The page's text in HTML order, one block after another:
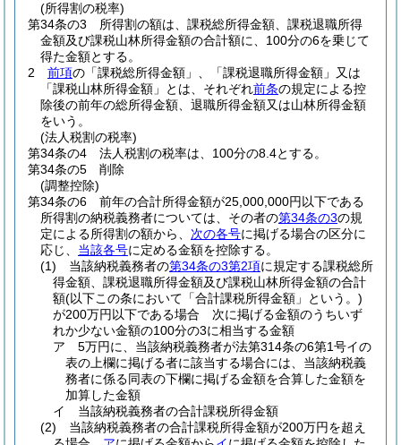
(所得割の税率)
第34条の3
所得割の額は、課税総所得金額、課税退職所得
金額及び課税山林所得金額の合計額に、100分の6を乗じて
得た金額とする。
2
前項の「課税総所得金額」、「課税退職所得金額」又は
「課税山林所得金額」とは、それぞれ前条の規定による控
除後の前年の総所得金額、退職所得金額又は山林所得金額
をいう。
(法人税割の税率)
第34条の4
法人税割の税率は、100分の8.4とする。
第34条の5
削除
(調整控除)
第34条の6
前年の合計所得金額が25,000,000円以下である
所得割の納税義務者については、その者の第34条の3の規
定による所得割の額から、 次の各号に掲げる場合の区分に
応じ、 当該各号に定める金額を控除する。
(1)
当該納税義務者の第34条の3第2項に規定する課税総所
得金額、課税退職所得金額及び課税山林所得金額の合計
額(以下この条において「合計課税所得金額」という。)
が200万円以下である場合 次に掲げる金額のうちいず
れか少ない金額の100分の3に相当する金額
ア
5万円に、当該納税義務者が法第314条の6第1号イの
表の上欄に掲げる者に該当する場合には、当該納税義
務者に係る同表の下欄に掲げる金額を合算した金額を
加算した金額
イ
当該納税義務者の合計課税所得金額
(2)
当該納税義務者の合計課税所得金額が200万円を超え